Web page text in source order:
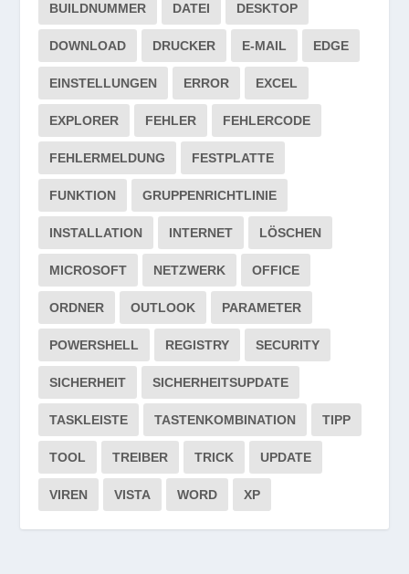
BUILDNUMMER DATEI DESKTOP
DOWNLOAD DRUCKER E-MAIL EDGE
EINSTELLUNGEN ERROR EXCEL
EXPLORER FEHLER FEHLERCODE
FEHLERMELDUNG FESTPLATTE
FUNKTION GRUPPENRICHTLINIE
INSTALLATION INTERNET LÖSCHEN
MICROSOFT NETZWERK OFFICE
ORDNER OUTLOOK PARAMETER
POWERSHELL REGISTRY SECURITY
SICHERHEIT SICHERHEITSUPDATE
TASKLEISTE TASTENKOMBINATION TIPP
TOOL TREIBER TRICK UPDATE
VIREN VISTA WORD XP